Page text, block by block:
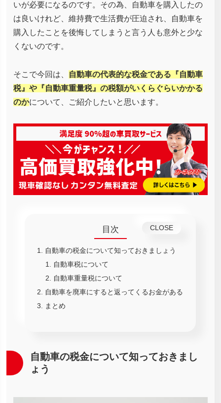
いが必要になるのです。その為、自動車を購入したの
は良いけれど、維持費で生活費が圧迫され、自動車を
購入したことを後悔してしまうと言う人も意外と少な
くないのです。
そこで今回は、
自動車の代表的な税金である『自動車
税』や『自動車重量税』の税額がいくらぐらいかかる
のかについて、ご紹介したいと思います。
目次
自動車の税金について知っておきましょう
自動車税について
自動車重量税について
自動車を廃車にすると返ってくるお金がある
まとめ
自動車の税金について知っておきまし
ょう